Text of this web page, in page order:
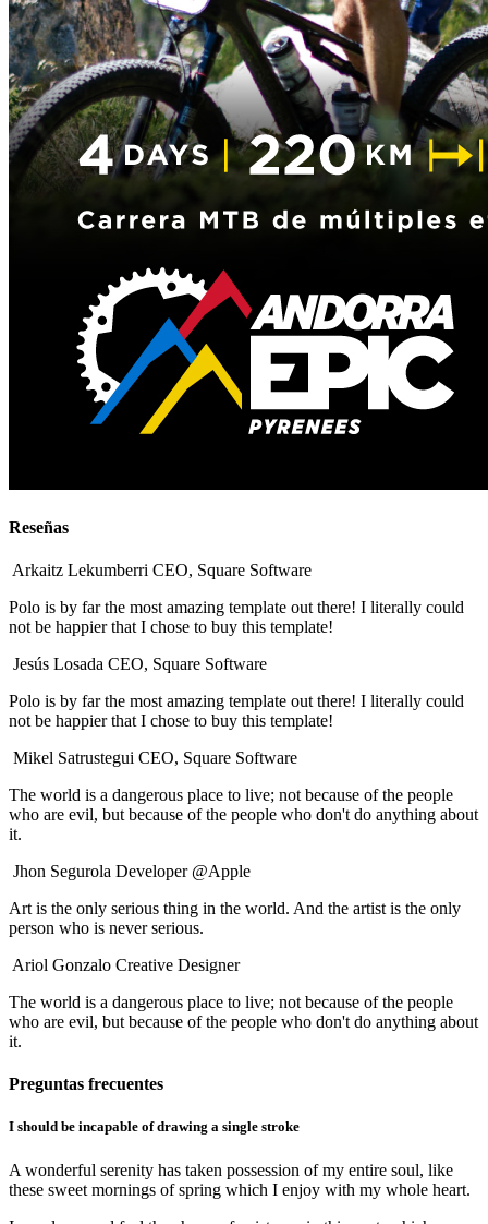
Reseñas
Arkaitz Lekumberri CEO, Square Software
Polo is by far the most amazing template out there! I literally could
not be happier that I chose to buy this template!
Jesús Losada CEO, Square Software
Polo is by far the most amazing template out there! I literally could
not be happier that I chose to buy this template!
Mikel Satrustegui CEO, Square Software
The world is a dangerous place to live; not because of the people
who are evil, but because of the people who don't do anything about
it.
Jhon Segurola Developer @Apple
Art is the only serious thing in the world. And the artist is the only
person who is never serious.
Ariol Gonzalo Creative Designer
The world is a dangerous place to live; not because of the people
who are evil, but because of the people who don't do anything about
it.
Preguntas frecuentes
I should be incapable of drawing a single stroke
A wonderful serenity has taken possession of my entire soul, like
these sweet mornings of spring which I enjoy with my whole heart.